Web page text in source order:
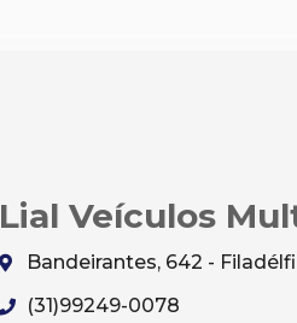
Lial Veículos
Bandeirantes, 642 -
(31)99249-0078